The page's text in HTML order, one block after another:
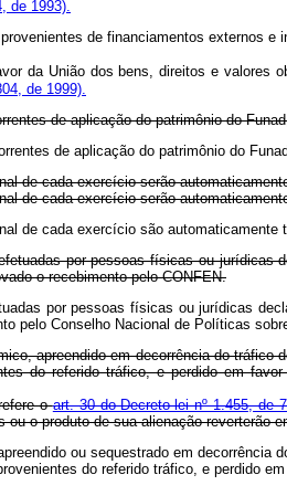
de 1993).
provenientes de financiamentos
da União dos bens, direitos e
de 1999).
de aplicação do patrimônio do
de aplicação do patrimônio
de cada exercício serão
de cada exercício serão
de cada exercício são
por pessoas físicas ou
o recebimento pelo CONFEN.
por pessoas físicas ou jurídicas
pelo Conselho Nacional de
apreendido em decorrência do
do referido tráfico, e perdido em
oart. 30 do Decreto-lei nº 1.455, de
o produto de sua alienação reverterão
ou sequestrado em
do referido tráfico, e